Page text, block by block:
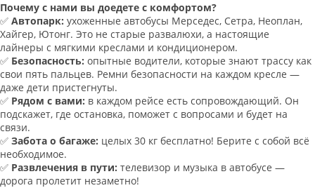
Почему с нами вы доедете с комфортом?
✅ Автопарк: ухоженные автобусы Мерседес, Сетра, Неоплан,
Хайгер, Ютонг. Это не старые развалюхи, а настоящие
лайнеры с мягкими креслами и кондиционером.
✅ Безопасность: опытные водители, которые знают трассу как
свои пять пальцев. Ремни безопасности на каждом кресле —
даже дети пристегнуты.
✅ Рядом с вами: в каждом рейсе есть сопровождающий. Он
подскажет, где остановка, поможет с вопросами и будет на
связи.
✅ Забота о багаже: целых 30 кг бесплатно! Берите с собой всё
необходимое.
✅ Развлечения в пути: телевизор и музыка в автобусе —
дорога пролетит незаметно!